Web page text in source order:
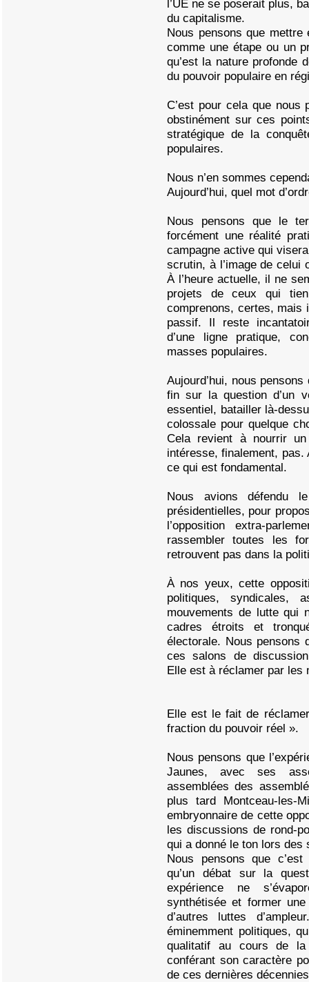
l’UE ne se poserait plus,
du capitalisme.
Nous pensons que mettre
comme une étape ou un
qu’est la nature profonde
du pouvoir populaire en
C’est pour cela que nous
obstinément sur ces
stratégique de la
populaires.
Nous n’en sommes
Aujourd’hui, quel mot
Nous pensons que le
forcément une réalité
campagne active qui
scrutin, à l’image de celui
À l’heure actuelle, il ne
projets de ceux qui
comprenons, certes, mais
passif. Il reste
d’une ligne pratique,
masses populaires.
Aujourd’hui, nous
fin sur la question d’un
essentiel, batailler là-
colossale pour quelque
Cela revient à nourrir
intéresse, finalement,
ce qui est fondamental.
Nous avions défendu
présidentielles, pour
l’opposition extra-
rassembler toutes les
retrouvent pas dans la
À nos yeux, cette
politiques, syndicales,
mouvements de lutte qui
cadres étroits et
électorale. Nous pensons
ces salons de
Elle est à réclamer par les
Elle est le fait de
fraction du pouvoir réel ».
Nous pensons que
Jaunes, avec ses
assemblées des
plus tard Montceau-les-
embryonnaire de cette
les discussions de rond-
qui a donné le ton lors
Nous pensons que
qu’un débat sur la
expérience ne
synthétisée et former
d’autres luttes
éminemment politiques,
qualitatif au cours de
conférant son caractère
de ces dernières